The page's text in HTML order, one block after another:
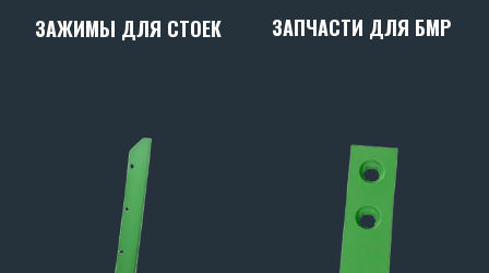
ЗАЖИМЫ ДЛЯ СТОЕК ЗАПЧАСТИ ДЛЯ БМР